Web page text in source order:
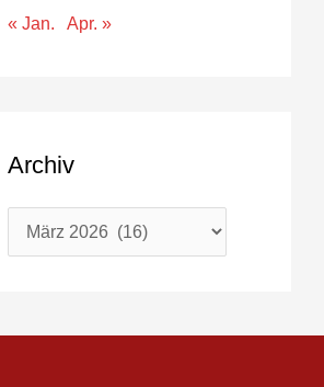
« Jan. Apr. »
Archiv